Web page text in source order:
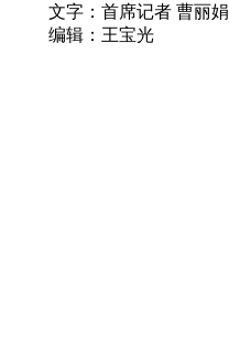
文字：首席记者 曹丽娟
编辑：王宝光